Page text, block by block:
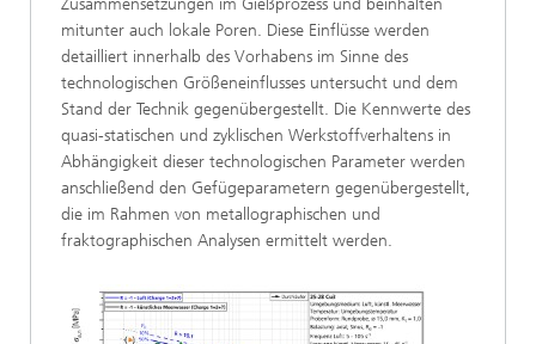
Zusammensetzungen im Gießprozess und beinhalten
mitunter auch lokale Poren. Diese Einflüsse werden
detailliert innerhalb des Vorhabens im Sinne des
technologischen Größeneinflusses untersucht und dem
Stand der Technik gegenübergestellt. Die Kennwerte des
quasi-statischen und zyklischen Werkstoffverhaltens in
Abhängigkeit dieser technologischen Parameter werden
anschließend den Gefügeparametern gegenübergestellt,
die im Rahmen von metallographischen und
fraktographischen Analysen ermittelt werden.